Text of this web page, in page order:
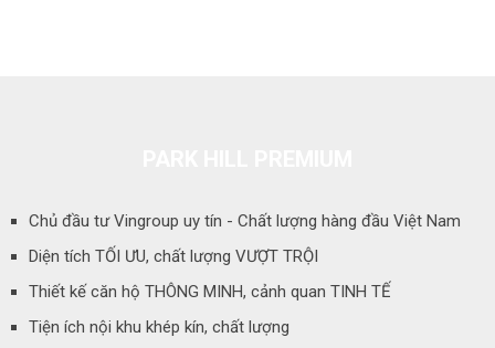
Chủ đầu tư Vingroup uy tín - Chất lượng hàng đầu Việt Nam
Diện tích TỐI ƯU, chất lượng VƯỢT TRỘI
Thiết kế căn hộ THÔNG MINH, cảnh quan TINH TẾ
Tiện ích nội khu khép kín, chất lượng